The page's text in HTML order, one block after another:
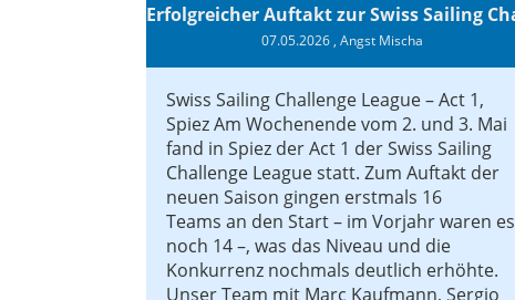
07.05.2026, Angst Mischa
Swiss Sailing Challenge League – Act 1,
Spiez Am Wochenende vom 2. und 3. Mai
fand in Spiez der Act 1 der Swiss Sailing
Challenge League statt. Zum Auftakt der
neuen Saison gingen erstmals 16
Teams an den Start – im Vorjahr waren es
noch 14 –, was das Niveau und die
Konkurrenz nochmals deutlich erhöhte.
Unser Team mit Marc Kaufmann, Sergio